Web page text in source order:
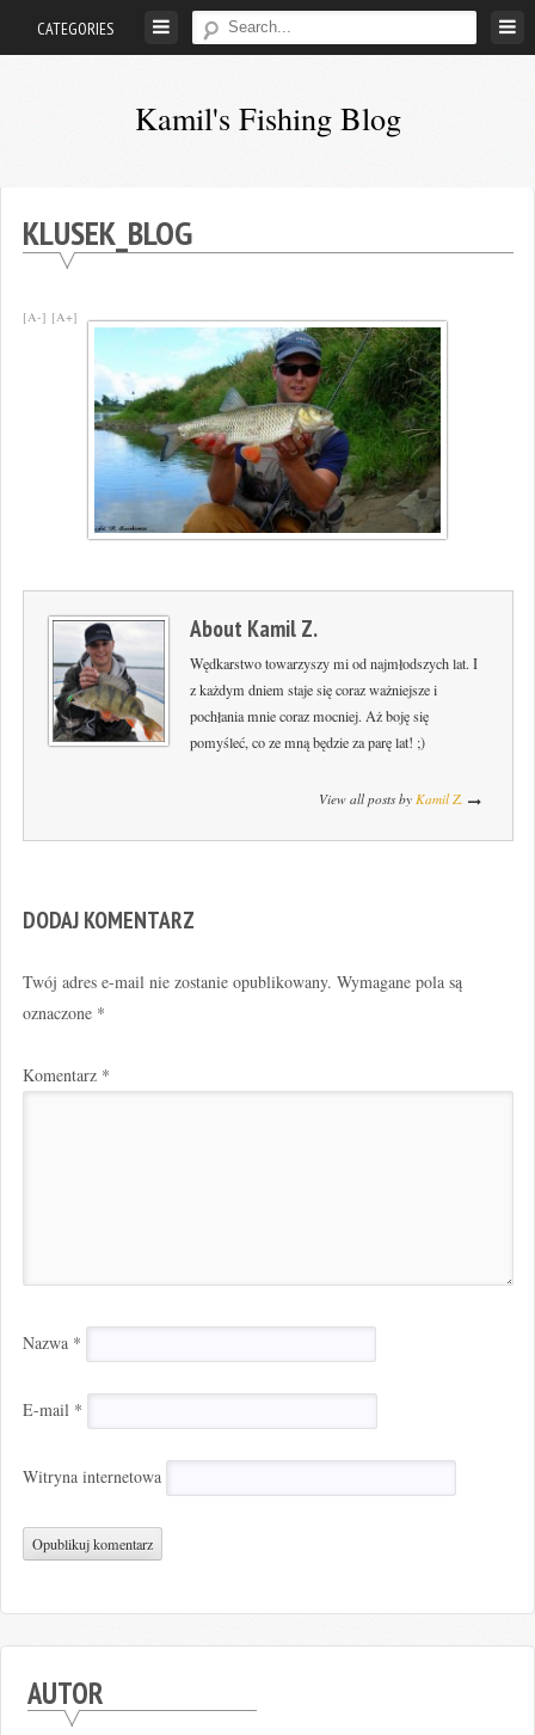
CATEGORIES
Kamil's Fishing Blog
życie
KLUSEK_BLOG
[A-] [A+]
About Kamil Z.
Wędkarstwo towarzyszy mi od najmłodszych lat. I
z każdym dniem staje się coraz ważniejsze i
pochłania mnie coraz mocniej. Aż boję się
pomyśleć, co ze mną będzie za parę lat! ;)
View all posts by Kamil Z.
DODAJ KOMENTARZ
Twój adres e-mail nie zostanie opublikowany. Wymagane pola są
oznaczone *
Komentarz *
Nazwa *
E-mail *
Witryna internetowa
AUTOR